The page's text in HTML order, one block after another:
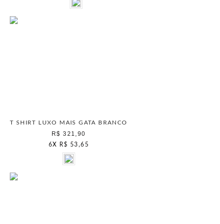
T SHIRT LUXO MAIS GATA BRANCO
R$ 321,90
6X R$ 53,65